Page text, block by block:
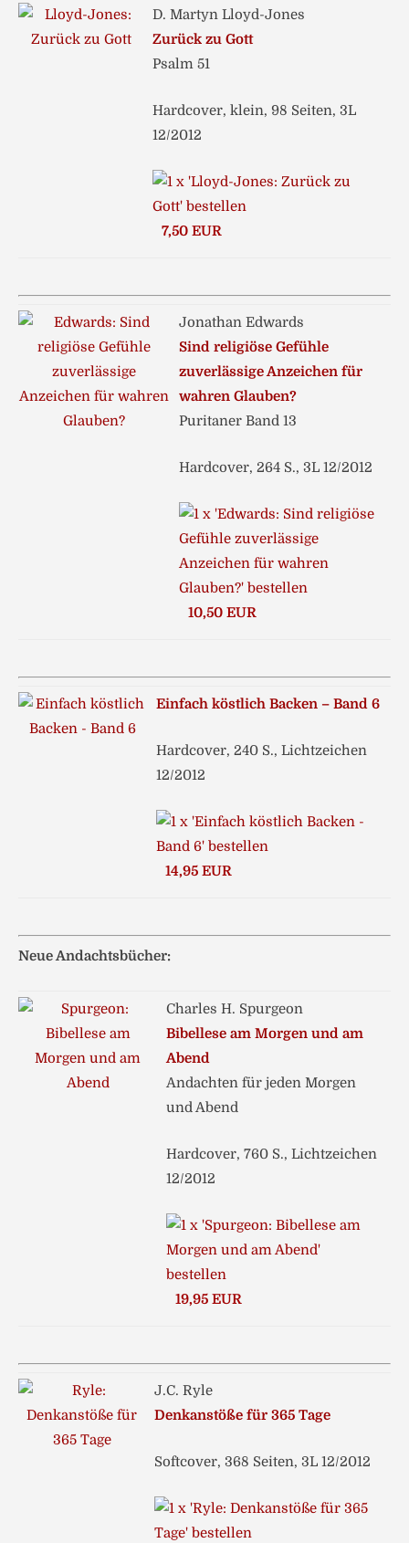
D. Martyn Lloyd-Jones
Zurück zu Gott
Psalm 51
Hardcover, klein, 98 Seiten, 3L
12/2012
7,50 EUR
Jonathan Edwards
Sind religiöse Gefühle
zuverlässige Anzeichen für
wahren Glauben?
Puritaner Band 13
Hardcover, 264 S., 3L 12/2012
10,50 EUR
Einfach köstlich Backen – Band 6
Hardcover, 240 S., Lichtzeichen
12/2012
14,95 EUR
Neue Andachtsbücher:
Charles H. Spurgeon
Bibellese am Morgen und am
Abend
Andachten für jeden Morgen
und Abend
Hardcover, 760 S., Lichtzeichen
12/2012
19,95 EUR
J.C. Ryle
Denkanstöße für 365 Tage
Softcover, 368 Seiten, 3L 12/2012